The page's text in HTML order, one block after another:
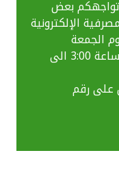
تواجهكم بعض
الإلكترونية
الجمعة
الموافق 07 أغسطس 2026 من الساعة 3:00 الى
على رقم